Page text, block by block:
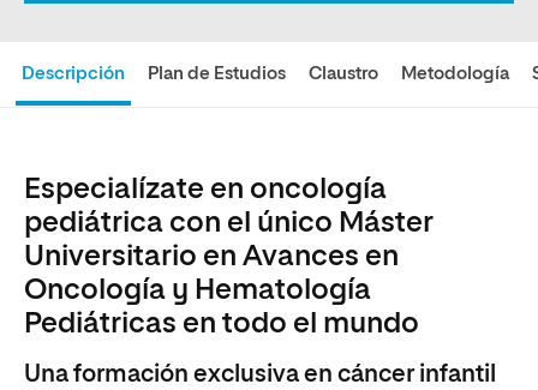
Descripción Plan de Estudios Claustro Metodología
Especialízate en oncología
pediátrica con el único Máster
Universitario en Avances en
Oncología y Hematología
Pediátricas en todo el mundo
Una formación exclusiva en cáncer infantil